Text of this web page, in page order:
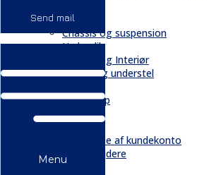
Send mail
Menu
Bånd
Chassis og suspension
Hydraulik
Kabiner og Interiør
Kæder og understel
Quickshop
Kontakt & Om
Kontakt
Oprettelse af kundekonto
Medarbejdere
Profil